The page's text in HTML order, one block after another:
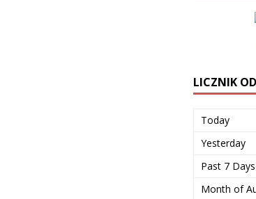
LICZNIK
Today
Yesterday
Past 7 Days
Month of